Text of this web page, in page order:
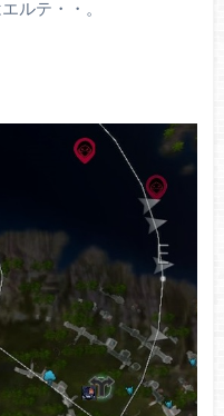
ルテ・・。